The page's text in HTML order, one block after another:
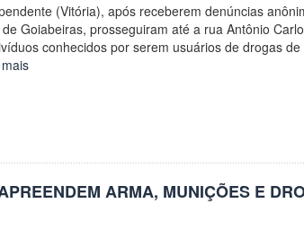
(Vitória), após receberem denúncias
Goiabeiras, prosseguiram até a rua Antônio
conhecidos por serem usuários de drogas de
ARMA, MUNIÇÕES E